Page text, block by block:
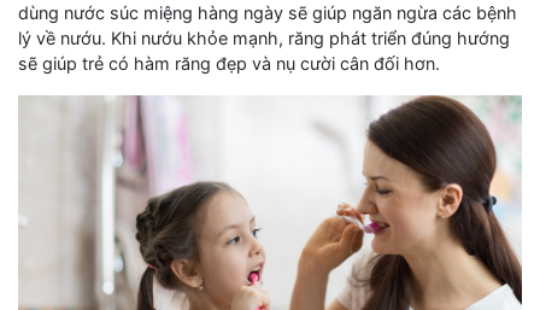
dùng nước súc miệng hàng ngày sẽ giúp ngăn ngừa các bệnh
lý về nướu. Khi nướu khỏe mạnh, răng phát triển đúng hướng
sẽ giúp trẻ có hàm răng đẹp và nụ cười cân đối hơn.